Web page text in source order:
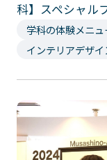
ミュージック科
声優・演劇科
ゲームクリエー
アニメ・マンガ
デザイン科
CGクリエーター科
スポーツビジネ
科】スペシャル
学科の体験メニュ
インテリアデザ